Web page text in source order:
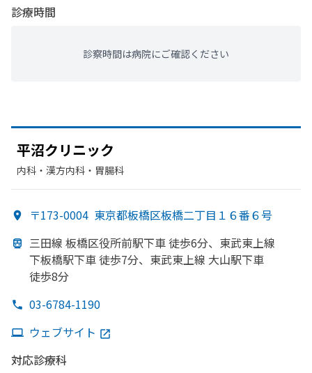
診療時間
診察時間は病院にご確認ください
平沼クリニック
内科・​漢方内科・​胃腸科
〒173-0004 東京都板橋区板橋二丁目１６番６号
三田線 板橋区役所前駅下車 徒歩6分、 東武東上線
下板橋駅下車 徒歩7分、 東武東上線 大山駅下車
徒歩8分
03-6784-1190
ウェブサイト
対応診療科